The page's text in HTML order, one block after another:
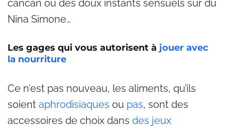
cancan ou des doux instants sensuels sur du
Nina Simone…
Les gages qui vous autorisent à jouer avec
la nourriture
Ce n’est pas nouveau, les aliments, qu’ils
soient aphrodisiaques ou pas, sont des
accessoires de choix dans des jeux